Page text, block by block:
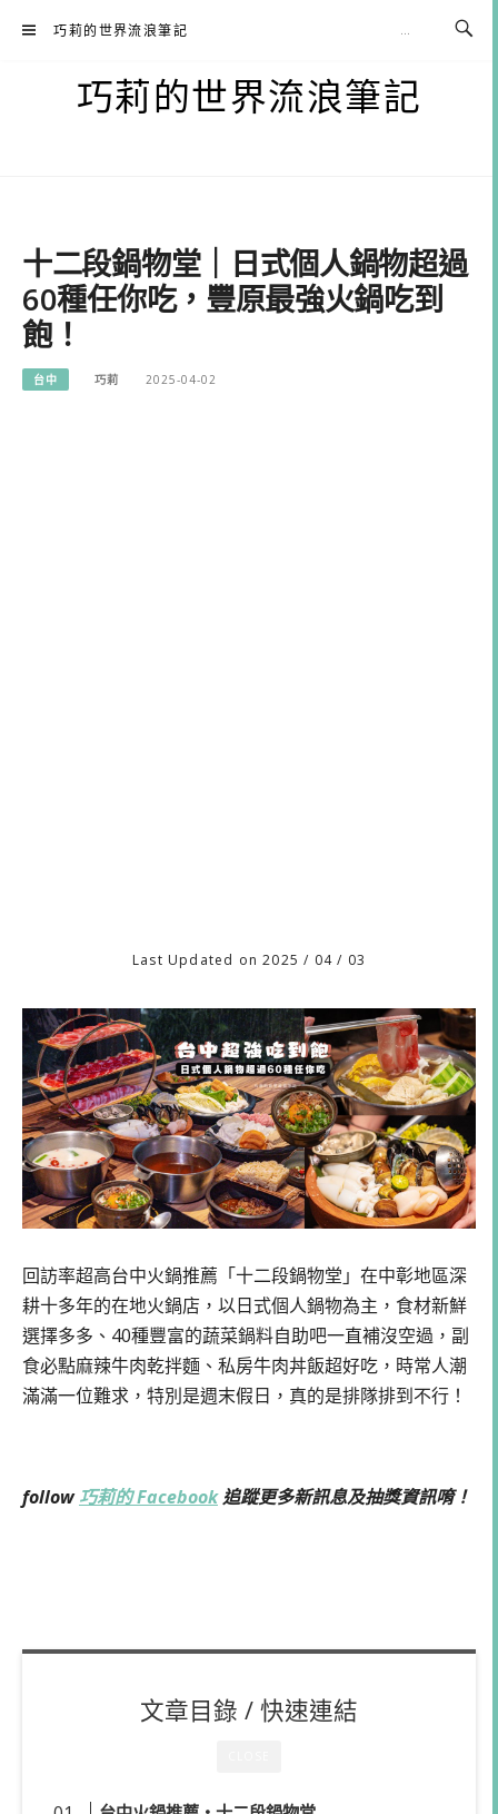
巧莉的世界流浪筆記
巧莉的世界流浪筆記
十二段鍋物堂｜日式個人鍋物超過
60種任你吃，豐原最強火鍋吃到
飽！
台中 巧莉 2025-04-02
Last Updated on 2025 / 04 / 03
回訪率超高台中火鍋推薦「十二段鍋物堂」在中彰地區深
耕十多年的在地火鍋店，以日式個人鍋物為主，食材新鮮
選擇多多、40種豐富的蔬菜鍋料自助吧一直補沒空過，副
食必點麻辣牛肉乾拌麵、私房牛肉丼飯超好吃，時常人潮
滿滿一位難求，特別是週末假日，真的是排隊排到不行！
follow巧莉的 Facebook追蹤更多新訊息及抽獎資訊唷！
文章目錄 / 快速連結